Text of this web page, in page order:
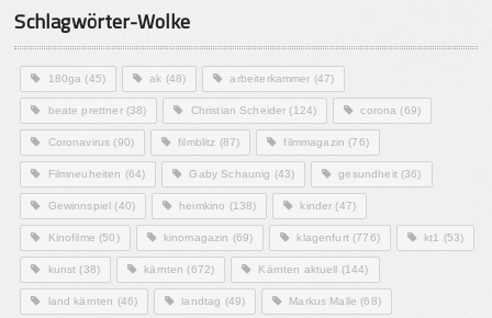
Schlagwörter-Wolke
180ga (45) ak (48) arbeiterkammer (47)
beate prettner(38) Christian Scheider (124) corona (69)
Coronavirus (90) filmblitz (87) filmmagazin (76)
Filmneuheiten (64) Gaby Schaunig (43) gesundheit(36)
Gewinnspiel (40) heimkino (138) kinder (47)
Kinofilme (50) kinomagazin (69) klagenfurt(776) kt1 (53)
kunst (38) kärnten (672) Kärnten aktuell (144)
land kärnten (46) landtag (49) Markus Malle (68)